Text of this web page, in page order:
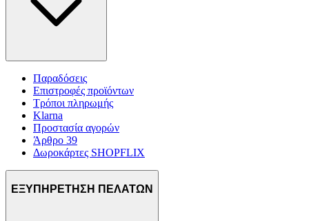
Παραδόσεις
Επιστροφές προϊόντων
Τρόποι πληρωμής
Klarna
Προστασία αγορών
Άρθρο 39
Δωροκάρτες SHOPFLIX
ΕΞΥΠΗΡΕΤΗΣΗ ΠΕΛΑΤΩΝ